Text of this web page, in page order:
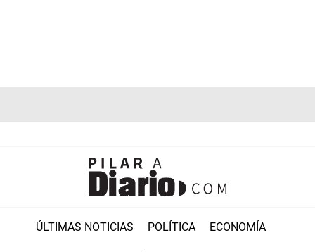
ÚLTIMAS NOTICIAS POLÍTICA ECONOMÍA